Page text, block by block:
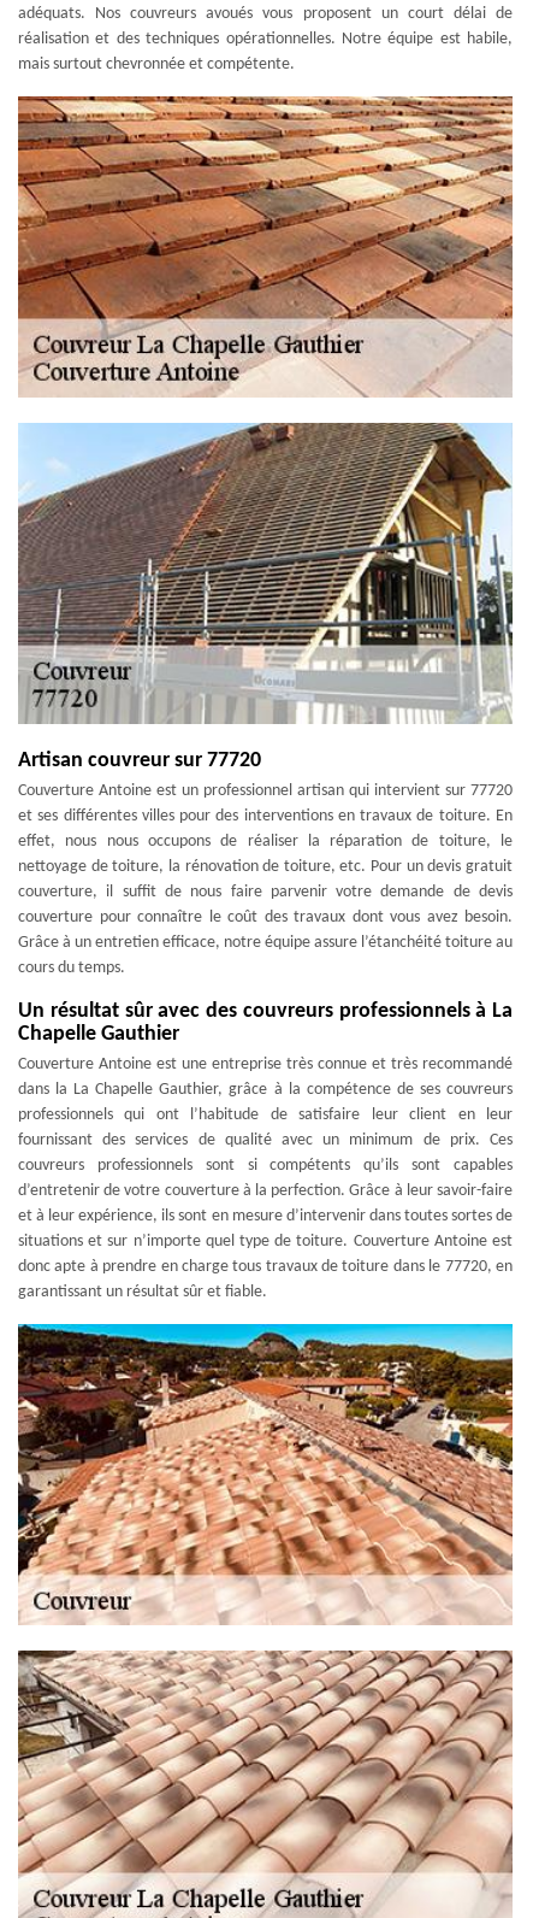
adéquats. Nos couvreurs avoués vous proposent un court délai de
réalisation et des techniques opérationnelles. Notre équipe est habile,
mais surtout chevronnée et compétente.
Artisan couvreur sur 77720
Couverture Antoine est un professionnel artisan qui intervient sur 77720
et ses différentes villes pour des interventions en travaux de toiture. En
effet, nous nous occupons de réaliser la réparation de toiture, le
nettoyage de toiture, la rénovation de toiture, etc. Pour un devis gratuit
couverture, il suffit de nous faire parvenir votre demande de devis
couverture pour connaître le coût des travaux dont vous avez besoin.
Grâce à un entretien efficace, notre équipe assure l’étanchéité toiture au
cours du temps.
Un résultat sûr avec des couvreurs professionnels à La
Chapelle Gauthier
Couverture Antoine est une entreprise très connue et très recommandé
dans la La Chapelle Gauthier, grâce à la compétence de ses couvreurs
professionnels qui ont l’habitude de satisfaire leur client en leur
fournissant des services de qualité avec un minimum de prix. Ces
couvreurs professionnels sont si compétents qu’ils sont capables
d’entretenir de votre couverture à la perfection. Grâce à leur savoir-faire
et à leur expérience, ils sont en mesure d’intervenir dans toutes sortes de
situations et sur n’importe quel type de toiture. Couverture Antoine est
donc apte à prendre en charge tous travaux de toiture dans le 77720, en
garantissant un résultat sûr et fiable.